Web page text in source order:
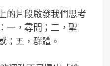
的片段啟發我們思考
一，尋問；二，聖
；五，群體。